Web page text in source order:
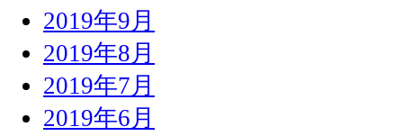
2019年9月
2019年8月
2019年7月
2019年6月